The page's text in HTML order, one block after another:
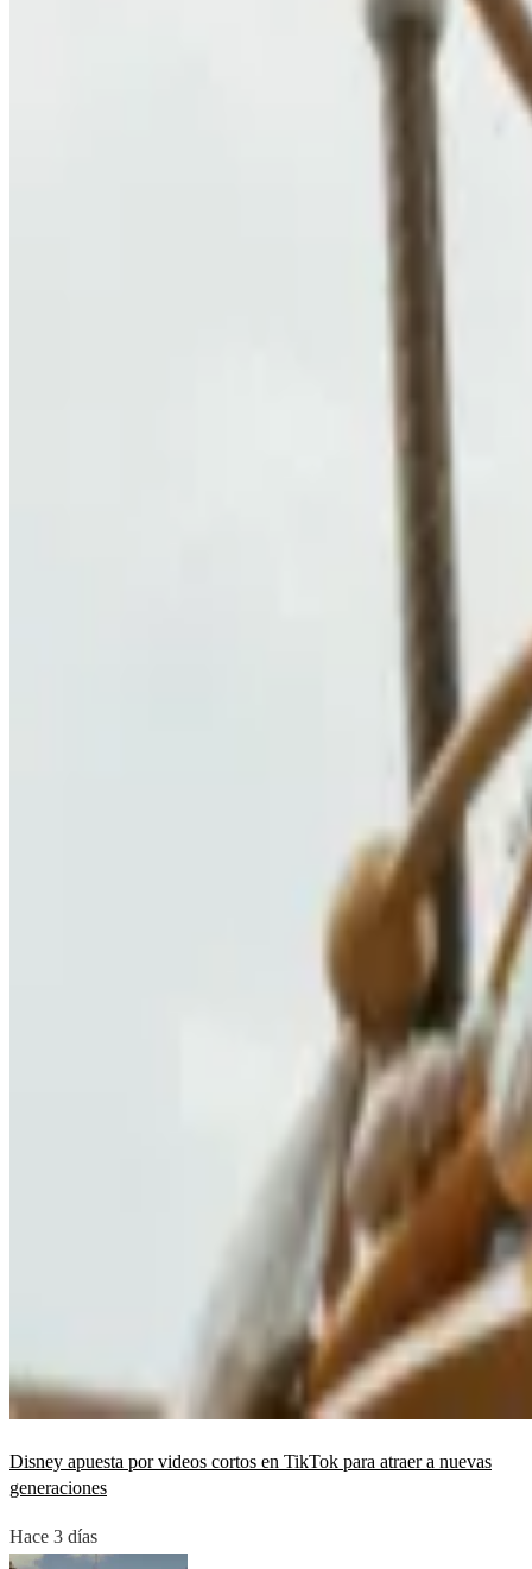
Disney apuesta por videos cortos en TikTok para atraer a nuevas
generaciones
Hace 3 días